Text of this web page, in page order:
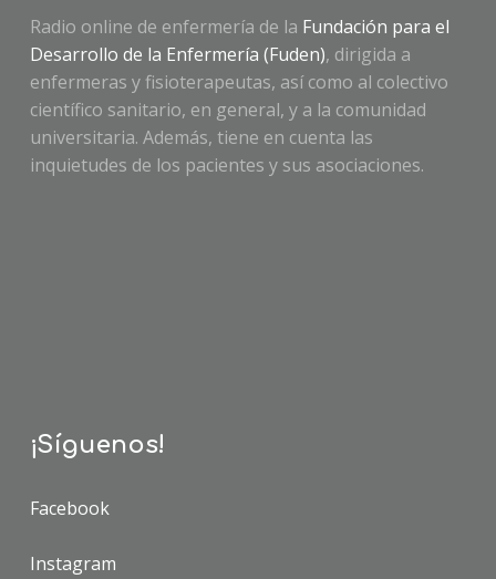
Radio online de enfermería de la Fundación para el
Desarrollo de la Enfermería (Fuden), dirigida a
enfermeras y fisioterapeutas, así como al colectivo
científico sanitario, en general, y a la comunidad
universitaria. Además, tiene en cuenta las
inquietudes de los pacientes y sus asociaciones.
¡Síguenos!
Facebook
Instagram